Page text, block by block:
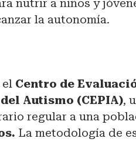
nutrir a niños y
la autonomía.
el Centro de
Autismo (CEPIA),
regular a una
La metodología de